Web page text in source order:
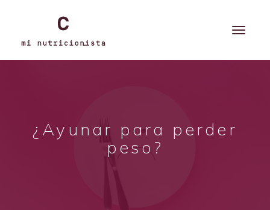
¿Ayunar para perder
peso?